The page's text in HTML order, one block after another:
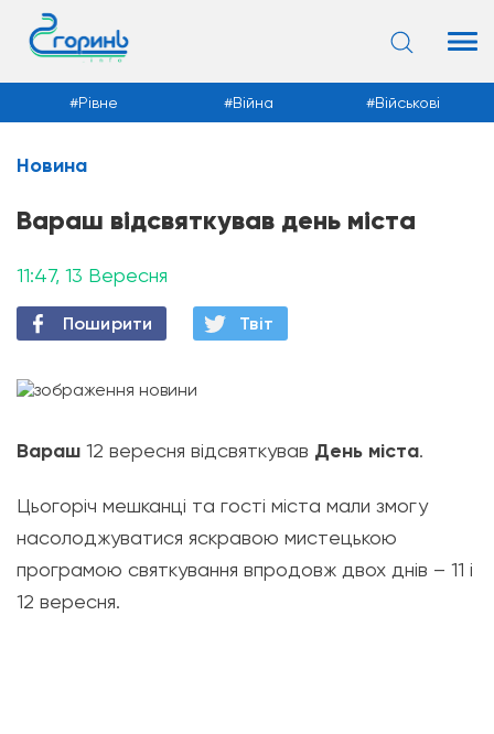
Новини
Рівне Війна Військові
Новина
Вараш відсвяткував день міста
11:47, 13 Вересня
Поширити Твiт
Вараш 12 вересня відсвяткував День міста.
Цьогоріч мешканці та гості міста мали змогу
насолоджуватися яскравою мистецькою
програмою святкування впродовж двох днів – 11 і
12 вересня.